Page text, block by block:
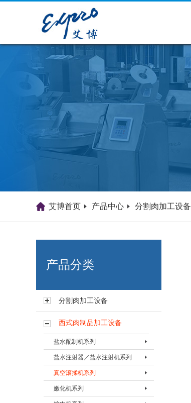
艾博肉类科技（浙江）有限
艾博首页 产品中心 分割肉加工设备
产品分类
分割肉加工设备
西式肉制品加工设备
盐水配制机系列
盐水配置机BPZJ-80
盐水配置机BPZJ-200
盐水配置机BPZJ-600
盐水注射器／盐水注射机系列
盐水注射器BZSQ-I
盐水注射器BZSQ-II
真空滚揉机系列
真空搅拌按摩机 BAMJ-60L
嫩化机系列